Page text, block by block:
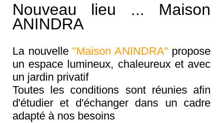
Nouveau lieu ... Maison
ANINDRA
La nouvelle "Maison ANINDRA" propose
un espace lumineux, chaleureux et avec
un jardin privatif
Toutes les conditions sont réunies afin
d'étudier et d'échanger dans un cadre
adapté à nos besoins